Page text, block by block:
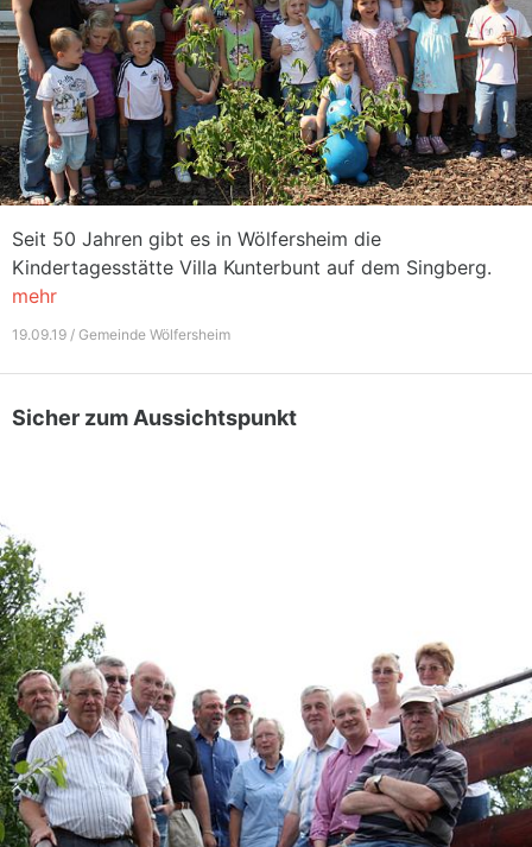
Seit 50 Jahren gibt es in Wölfersheim die
Kindertagesstätte Villa Kunterbunt auf dem Singberg.
mehr
19.09.19 / Gemeinde Wölfersheim
Sicher zum Aussichtspunkt